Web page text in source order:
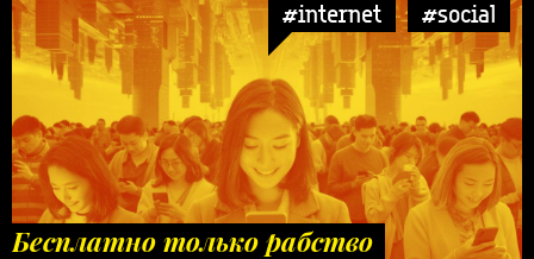
#internet #social
Бесплатно только рабство